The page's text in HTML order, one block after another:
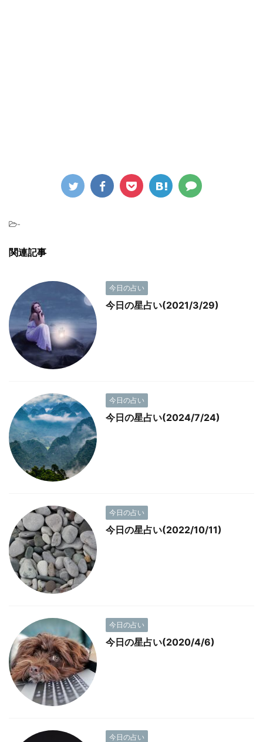
-
関連記事
今日の占い
今日の星占い(2021/3/29)
今日の占い
今日の星占い(2024/7/24)
今日の占い
今日の星占い(2022/10/11)
今日の占い
今日の星占い(2020/4/6)
今日の占い